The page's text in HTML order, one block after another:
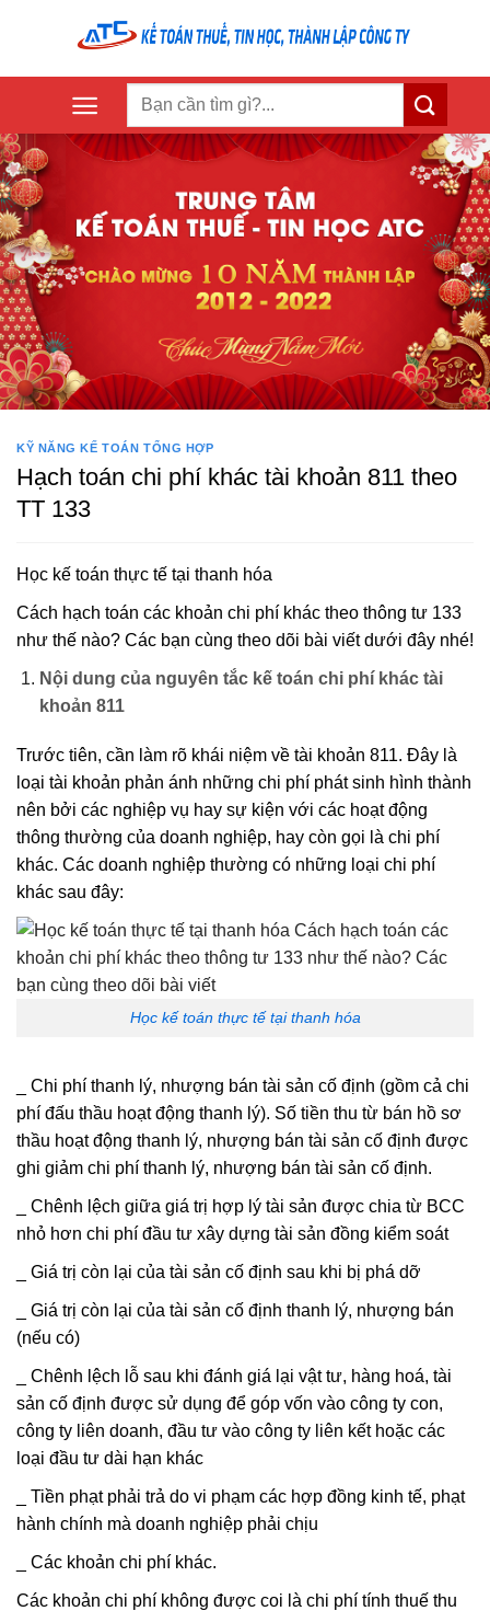
KỸ NĂNG KẾ TOÁN TỔNG HỢP
Hạch toán chi phí khác tài khoản 811 theo
TT 133
Học kế toán thực tế tại thanh hóa
Cách hạch toán các khoản chi phí khác theo thông tư 133
như thế nào? Các bạn cùng theo dõi bài viết dưới đây nhé!
Nội dung của nguyên tắc kế toán chi phí khác tài
khoản 811
Trước tiên, cần làm rõ khái niệm về tài khoản 811. Đây là
loại tài khoản phản ánh những chi phí phát sinh hình thành
nên bởi các nghiệp vụ hay sự kiện với các hoạt động
thông thường của doanh nghiệp, hay còn gọi là chi phí
khác. Các doanh nghiệp thường có những loại chi phí
khác sau đây:
Học kế toán thực tế tại thanh hóa
_ Chi phí thanh lý, nhượng bán tài sản cố định (gồm cả chi
phí đấu thầu hoạt động thanh lý). Số tiền thu từ bán hồ sơ
thầu hoạt động thanh lý, nhượng bán tài sản cố định được
ghi giảm chi phí thanh lý, nhượng bán tài sản cố định.
_ Chênh lệch giữa giá trị hợp lý tài sản được chia từ BCC
nhỏ hơn chi phí đầu tư xây dựng tài sản đồng kiểm soát
_ Giá trị còn lại của tài sản cố định sau khi bị phá dỡ
_ Giá trị còn lại của tài sản cố định thanh lý, nhượng bán
(nếu có)
_ Chênh lệch lỗ sau khi đánh giá lại vật tư, hàng hoá, tài
sản cố định được sử dụng để góp vốn vào công ty con,
công ty liên doanh, đầu tư vào công ty liên kết hoặc các
loại đầu tư dài hạn khác
_ Tiền phạt phải trả do vi phạm các hợp đồng kinh tế, phạt
hành chính mà doanh nghiệp phải chịu
_ Các khoản chi phí khác.
Các khoản chi phí không được coi là chi phí tính thuế thu